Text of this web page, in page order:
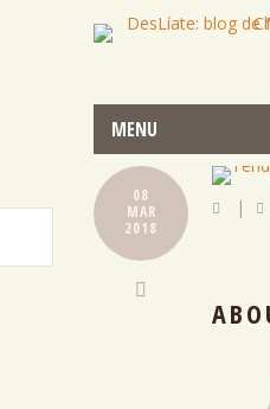
MENU
08
MAR
2018
|